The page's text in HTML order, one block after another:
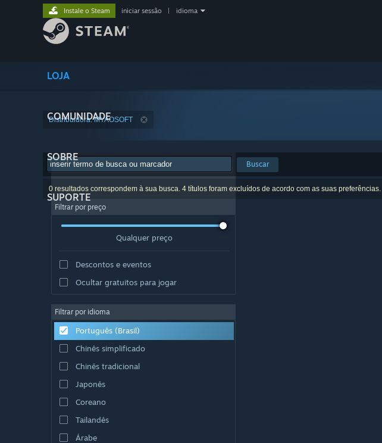
LOJA
COMUNIDADE
SOBRE
SUPORTE
Instale o Steam iniciar sessão idioma
Distribuidora: MYAOSOFT
Buscar
0 resultados correspondem à sua busca. 4 títulos foram excluídos de acordo com as suas preferências.
Filtrar por preço
Qualquer preço
Descontos e eventos
Ocultar gratuitos para jogar
Filtrar por idioma
Português (Brasil)
Chinês simplificado
Chinês tradicional
Japonês
Coreano
Tailandês
Árabe